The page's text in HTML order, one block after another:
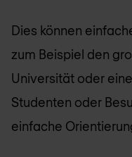
Dies können
zum Beispiel den
Universität oder
Studenten oder
einfache